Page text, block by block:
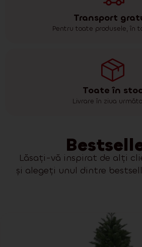
Transport
Pentru toate produsele, în
Toate în
Livrare în ziua
Lăsați-vă inspirat de alți
și alegeți unul dintre